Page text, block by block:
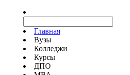
Главная
Вузы
Колледжи
Курсы
ДПО